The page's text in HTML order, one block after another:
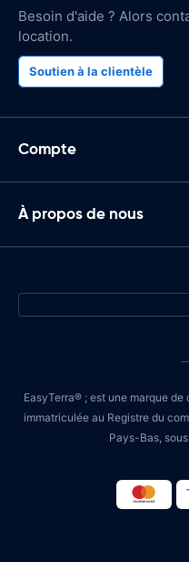
Besoin d'aide ? Alors
location.
Soutien à la clientèle
Compte
À propos de nous
EasyTerra® ; est une marque
immatriculée au Registre du
Pays-Bas,